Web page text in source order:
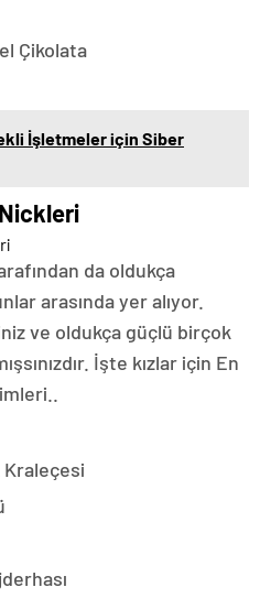
Çikolata
İşletmeler için Siber
Nickleri
da oldukça
arasında yer alıyor.
ve oldukça güçlü birçok
İşte kızlar için En
Kraleçesi